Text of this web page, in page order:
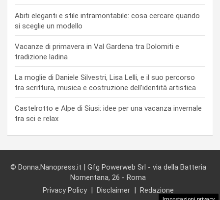
Abiti eleganti e stile intramontabile: cosa cercare quando
si sceglie un modello
Vacanze di primavera in Val Gardena tra Dolomiti e
tradizione ladina
La moglie di Daniele Silvestri, Lisa Lelli, e il suo percorso
tra scrittura, musica e costruzione dell’identità artistica
Castelrotto e Alpe di Siusi: idee per una vacanza invernale
tra sci e relax
© Donna.Nanopress.it | Gfg Powerweb Srl - via della Batteria
Nomentana, 26 - Roma
Privacy Policy
Disclaimer Redazione